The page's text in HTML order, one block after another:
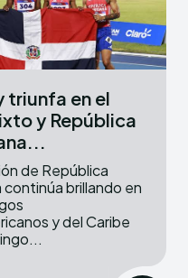
triunfa en el
y República
de República
continúa brillando en
y del Caribe